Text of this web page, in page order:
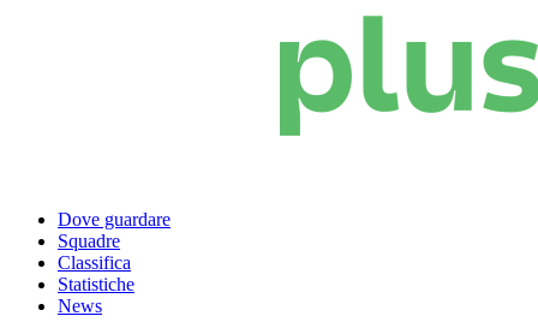
Dove guardare
Squadre
Classifica
Statistiche
News